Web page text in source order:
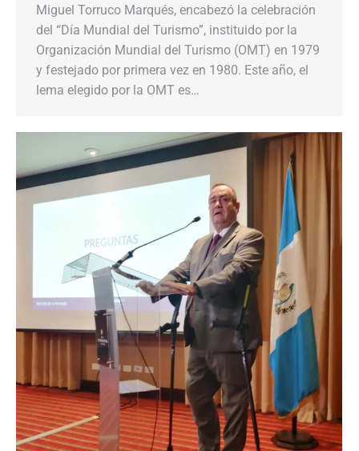
Miguel Torruco Marqués, encabezó la celebración
del “Día Mundial del Turismo”, instituido por la
Organización Mundial del Turismo (OMT) en 1979
y festejado por primera vez en 1980. Este año, el
lema elegido por la OMT es…